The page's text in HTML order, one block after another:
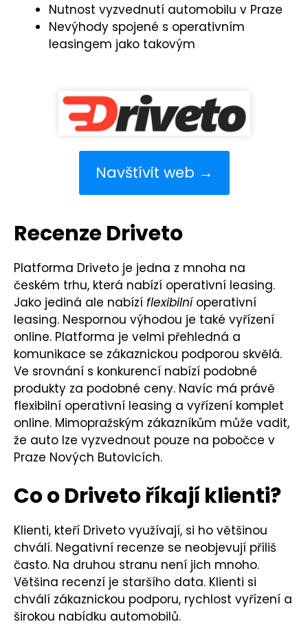
Nutnost vyzvednutí automobilu v Praze
Nevýhody spojené s operativním
leasingem jako takovým
Navštívit web →
Recenze Driveto
Platforma Driveto je jedna z mnoha na
českém trhu, která nabízí operativní leasing.
Jako jediná ale nabízí flexibilníoperativní
leasing. Nespornou výhodou je také vyřízení
online. Platforma je velmi přehledná a
komunikace se zákaznickou podporou skvělá.
Ve srovnání s konkurencí nabízí podobné
produkty za podobné ceny. Navíc má právě
flexibilní operativní leasing a vyřízení komplet
online. Mimopražským zákazníkům může vadit,
že auto lze vyzvednout pouze na pobočce v
Praze Nových Butovicích.
Co o Driveto říkají klienti?
Klienti, kteří Driveto využívají, si ho většinou
chválí. Negativní recenze se neobjevují příliš
často. Na druhou stranu není jich mnoho.
Většina recenzí je staršího data. Klienti si
chválí zákaznickou podporu, rychlost vyřízení a
širokou nabídku automobilů.